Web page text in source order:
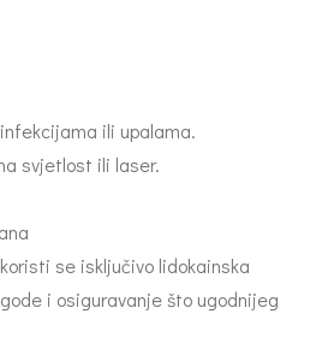
ili upalama.
svjetlost ili laser.
se isključivo lidokainska
i osiguravanje što ugodnijeg